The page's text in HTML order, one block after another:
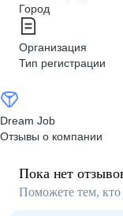
Город
Организация
Тип регистрации
Dream Job
Отзывы о компании
Пока нет
Поможете тем, кто